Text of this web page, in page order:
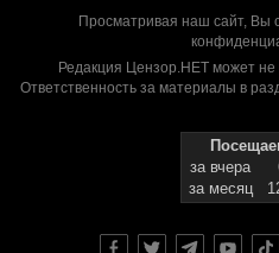
Просматривая наш сайт, Вы
Редакция Цензор.НЕТ может не
Ответственность за материалы в
за вчера
за месяц